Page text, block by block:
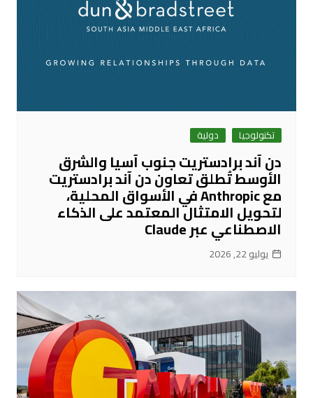
تكنولوجيا دولية
دن آند برادستريت جنوب آسيا والشرق
الأوسط تُطلق تعاون دن آند برادستريت
مع Anthropic في الأسواق المحلية،
لتحويل الامتثال المعتمد على الذكاء
الاصطناعي عبر Claude
يوليو 22, 2026